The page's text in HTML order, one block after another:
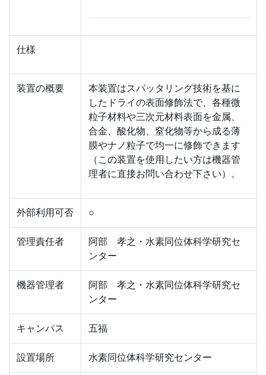
仕様
装置の概要
本装置はスパッタリング技術を基に
したドライの表面修飾法で、各種微
粒子材料や三次元材料表面を金属、
合金、酸化物、窒化物等から成る薄
膜やナノ粒子で均一に修飾できます
（この装置を使用したい方は機器管
理者に直接お問い合わせ下さい）。
外部利用可否 ○
管理責任者
阿部 孝之・水素同位体科学研究セ
ンター
機器管理者
阿部 孝之・水素同位体科学研究セ
ンター
キャンパス 五福
設置場所 水素同位体科学研究センター